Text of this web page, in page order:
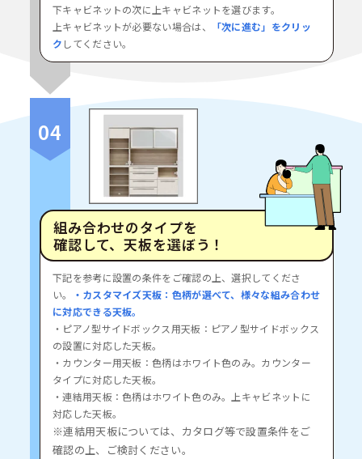
下キャビネットの次に上キャビネットを選びます。
上キャビネットが必要ない場合は、
「次に進む」をクリッ
ク してください。
04
組み合わせのタイプを
確認して、天板を選ぼう！
下記を参考に設置の条件をご確認の上、選択してくださ
い。
・カスタマイズ天板：色柄が選べて、様々な組み合わせ
に対応できる天板。
・ピアノ型サイドボックス用天板：ピアノ型サイドボックス
の設置に対応した天板。
・カウンター用天板：色柄はホワイト色のみ。カウンター
タイプに対応した天板。
・連結用天板：色柄はホワイト色のみ。上キャビネットに
対応した天板。
※連結用天板については、カタログ等で設置条件をご
確認の上、ご検討ください。